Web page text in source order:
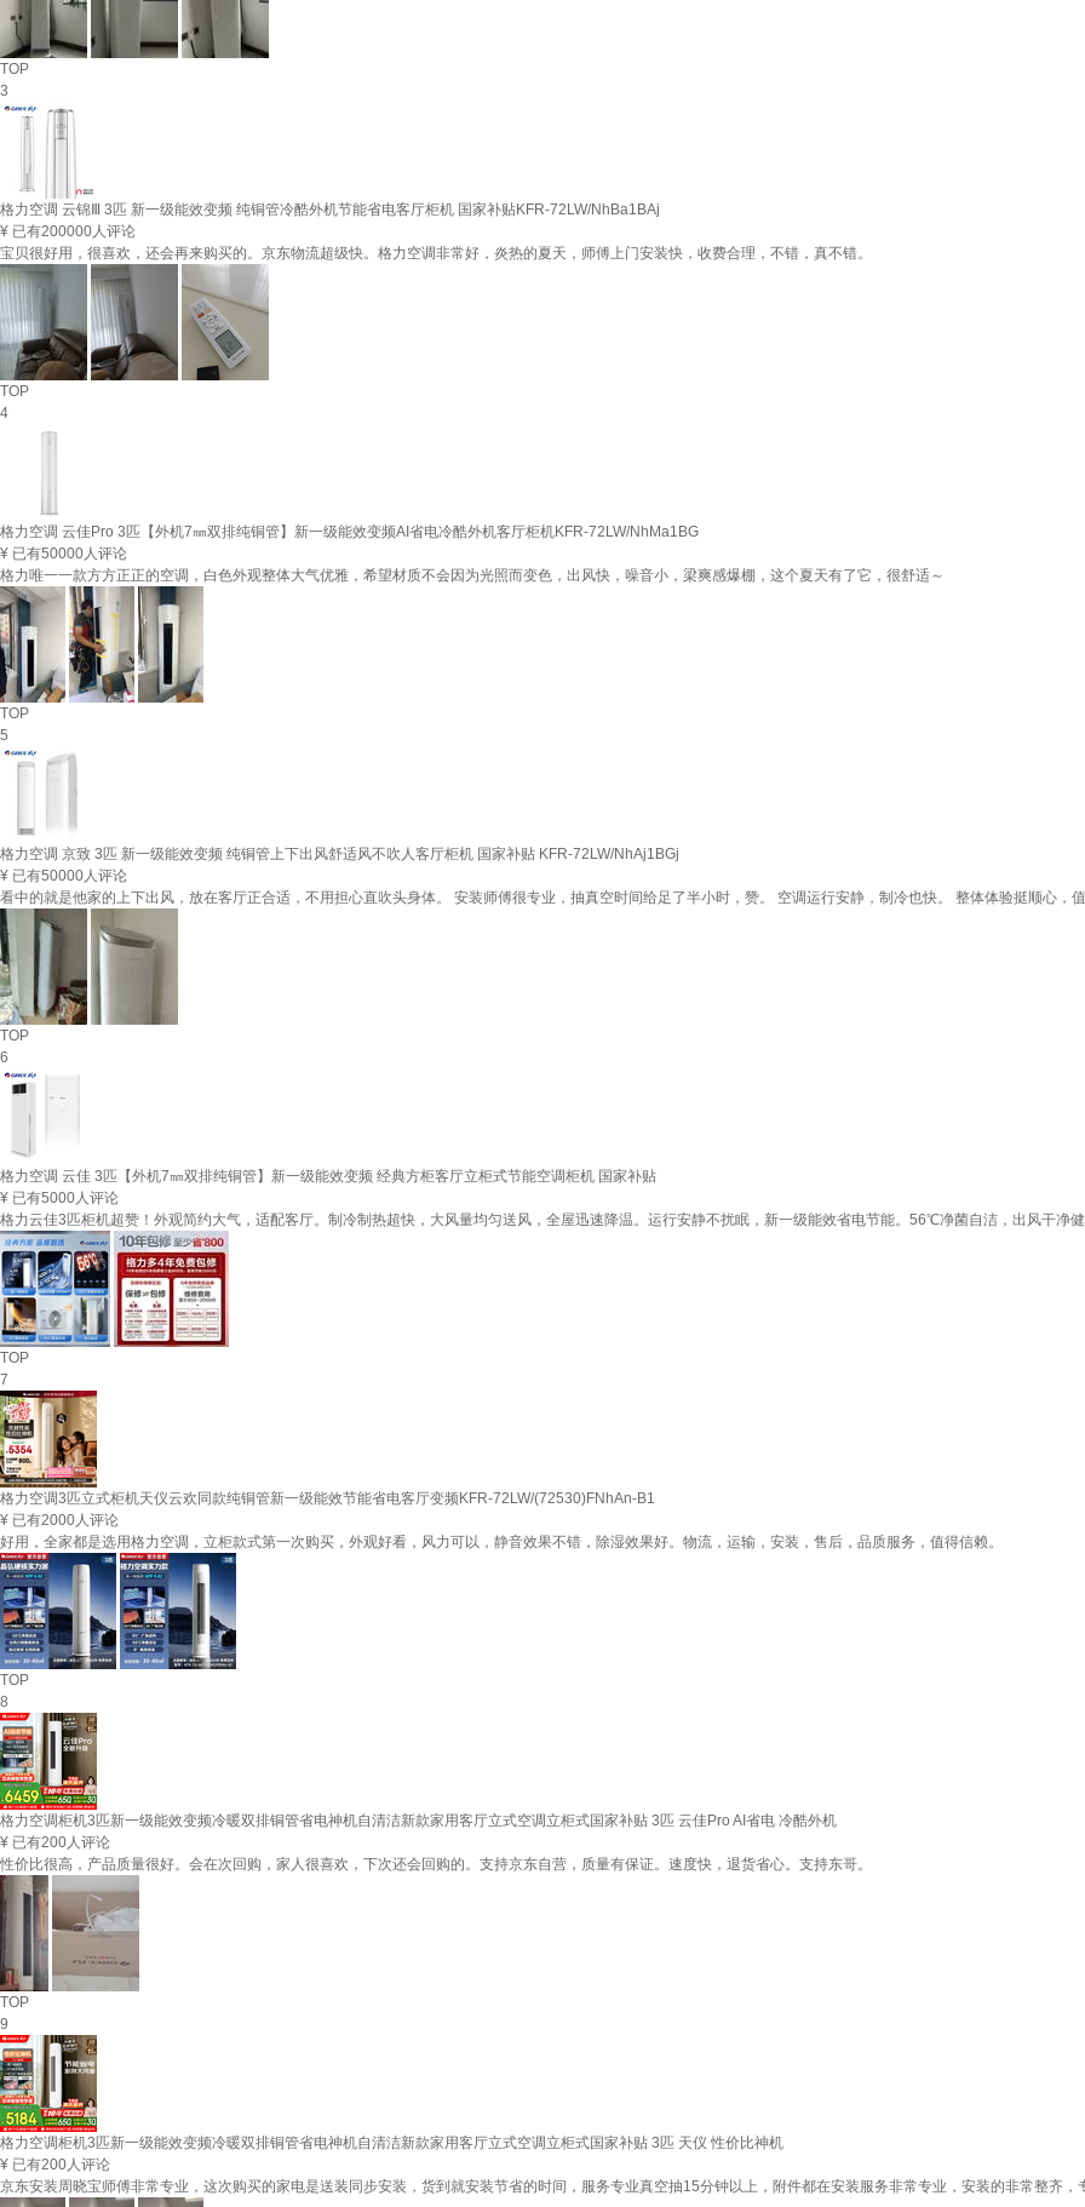
TOP
3
格力空调 云锦Ⅲ 3匹 新一级能效变频 纯铜管冷酷外机节能省电客厅柜机 国家补贴KFR-72LW/NhBa1BAj
¥ 已有200000人评论
宝贝很好用，很喜欢，还会再来购买的。京东物流超级快。格力空调非常好，炎热的夏天，师傅上门安装快，收费合理，不错，真不错。
TOP
4
格力空调 云佳Pro 3匹【外机7㎜双排纯铜管】新一级能效变频AI省电冷酷外机客厅柜机KFR-72LW/NhMa1BG
¥ 已有50000人评论
格力唯一一款方方正正的空调，白色外观整体大气优雅，希望材质不会因为光照而变色，出风快，噪音小，梁爽感爆棚，这个夏天有了它，很舒适～
TOP
5
格力空调 京致 3匹 新一级能效变频 纯铜管上下出风舒适风不吹人客厅柜机 国家补贴 KFR-72LW/NhAj1BGj
¥ 已有50000人评论
看中的就是他家的上下出风，放在客厅正合适，不用担心直吹头身体。 安装师傅很专业，抽真空时间给足了半小时，赞。 空调运行安静，制冷也快。 整体体验挺顺心，值
TOP
6
格力空调 云佳 3匹【外机7㎜双排纯铜管】新一级能效变频 经典方柜客厅立柜式节能空调柜机 国家补贴
¥ 已有5000人评论
格力云佳3匹柜机超赞！外观简约大气，适配客厅。制冷制热超快，大风量均匀送风，全屋迅速降温。运行安静不扰眠，新一级能效省电节能。56℃净菌自洁，出风干净
TOP
7
格力空调3匹立式柜机天仪云欢同款纯铜管新一级能效节能省电客厅变频KFR-72LW/(72530)FNhAn-B1
¥ 已有2000人评论
好用，全家都是选用格力空调，立柜款式第一次购买，外观好看，风力可以，静音效果不错，除湿效果好。物流，运输，安装，售后，品质服务，值得信赖。
TOP
8
格力空调柜机3匹新一级能效变频冷暖双排铜管省电神机自清洁新款家用客厅立式空调立柜式国家补贴 3匹 云佳Pro AI省电 冷酷外机
¥ 已有200人评论
性价比很高，产品质量很好。会在次回购，家人很喜欢，下次还会回购的。支持京东自营，质量有保证。速度快，退货省心。支持东哥。
TOP
9
格力空调柜机3匹新一级能效变频冷暖双排铜管省电神机自清洁新款家用客厅立式空调立柜式国家补贴 3匹 天仪 性价比神机
¥ 已有200人评论
京东安装周晓宝师傅非常专业，这次购买的家电是送装同步安装，货到就安装节省的时间，服务专业真空抽15分钟以上，附件都在安装服务非常专业，安装的非常整齐